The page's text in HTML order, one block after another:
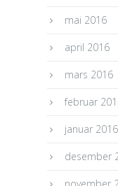
mai 2016
april 2016
mars 2016
februar
januar 2016
desember
november